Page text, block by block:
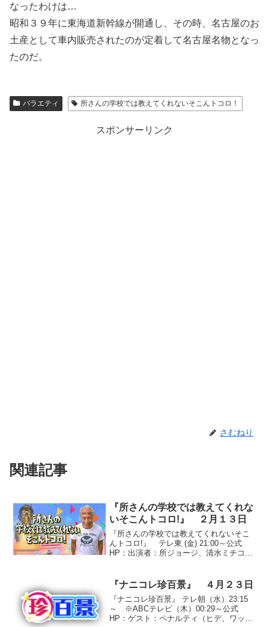
なったわけは…
昭和３９年に東海道新幹線が開通し、その時、名古屋のお
土産として車内販売されたのが定着して名古屋名物となっ
たのだ。
バラエティ 所さんの学校では教えてくれないそこんトコロ！
スポンサーリンク
さむねり
関連記事
『所さんの学校では教えてくれな
いそこんトコロ!』 ２月１３日
『所さんの学校では教えてくれないそこ
んトコロ!』 テレ東 (金) 21:00～公式
HP：出演者：所ジョージ、清水ミチコ、
スト『カニは１０本脚なのになぜタラバ
ガニは８本脚...
『ナニコレ珍百景』 ４月２３日
『ナニコレ珍百景』 テレ朝（水）23:15
～ ※ABCテレビ（木）00:29～公式
HP：ゲスト：ペナルティ（ヒデ、ワッキ